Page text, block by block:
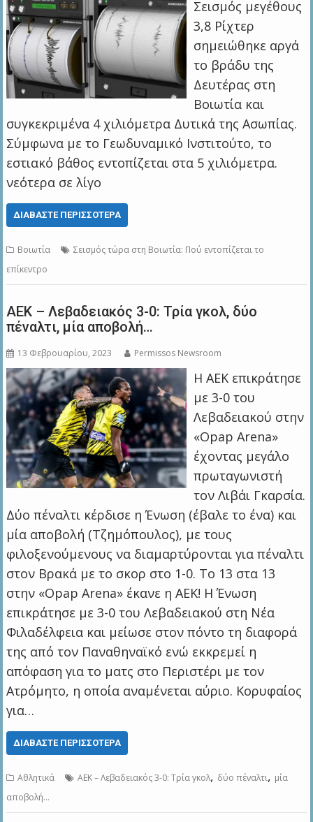
Σεισμός μεγέθους
3,8 Ρίχτερ
σημειώθηκε αργά
το βράδυ της
Δευτέρας στη
Βοιωτία και
συγκεκριμένα 4 χιλιόμετρα Δυτικά της Ασωπίας.
Σύμφωνα με το Γεωδυναμικό Ινστιτούτο, το
εστιακό βάθος εντοπίζεται στα 5 χιλιόμετρα.
νεότερα σε λίγο
ΔΙΑΒΆΣΤΕ ΠΕΡΙΣΣΌΤΕΡΑ
Βοιωτία
Σεισμός τώρα στη Βοιωτία: Πού εντοπίζεται το
επίκεντρο
ΑΕΚ – Λεβαδειακός 3-0: Τρία γκολ, δύο
πέναλτι, μία αποβολή…
13 Φεβρουαρίου, 2023 Permissos Newsroom
Η ΑΕΚ επικράτησε
με 3-0 του
Λεβαδειακού στην
«Opap Arena»
έχοντας μεγάλο
πρωταγωνιστή
τον Λιβάι Γκαρσία.
Δύο πέναλτι κέρδισε η Ένωση (έβαλε το ένα) και
μία αποβολή (Τζημόπουλος), με τους
φιλοξενούμενους να διαμαρτύρονται για πέναλτι
στον Βρακά με το σκορ στο 1-0. Το 13 στα 13
στην «Opap Arena» έκανε η ΑΕΚ! Η Ένωση
επικράτησε με 3-0 του Λεβαδειακού στη Νέα
Φιλαδέλφεια και μείωσε στον πόντο τη διαφορά
της από τον Παναθηναϊκό ενώ εκκρεμεί η
απόφαση για το ματς στο Περιστέρι με τον
Ατρόμητο, η οποία αναμένεται αύριο. Κορυφαίος
για…
ΔΙΑΒΆΣΤΕ ΠΕΡΙΣΣΌΤΕΡΑ
Αθλητικά ΑΕΚ – Λεβαδειακός 3-0: Τρία γκολ, δύο πέναλτι, μία
αποβολή…